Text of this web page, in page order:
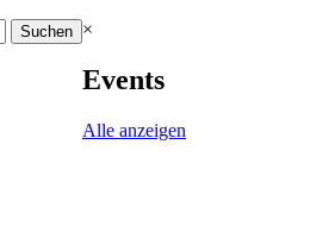
×
Events
Alle anzeigen